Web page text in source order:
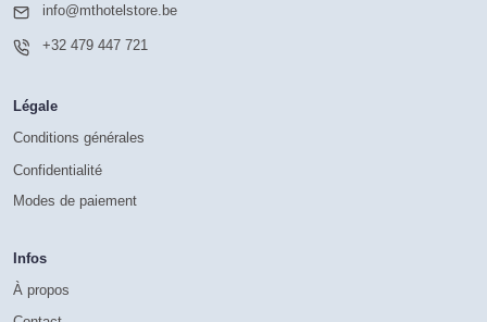
info@mthotelstore.be
+32 479 447 721
Légale
Conditions générales
Confidentialité
Modes de paiement
Infos
À propos